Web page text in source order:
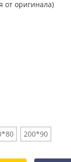
от оригинала)
200*90